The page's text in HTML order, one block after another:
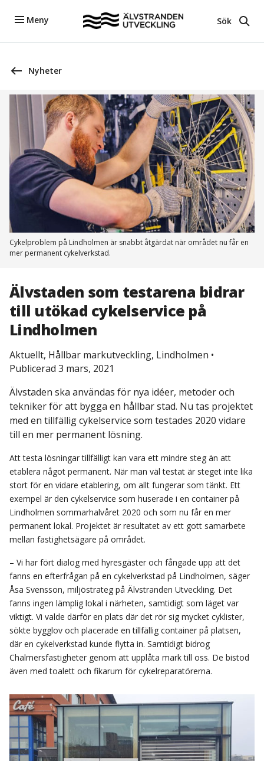
Meny Sök
Nyheter
Cykelproblem på Lindholmen är snabbt åtgärdat när området nu får en
mer permanent cykelverkstad.
Älvstaden som testarena bidrar
till utökad cykelservice på
Lindholmen
Aktuellt, Hållbar markutveckling, Lindholmen •
Publicerad 3 mars, 2021
Älvstaden ska användas för nya idéer, metoder och
tekniker för att bygga en hållbar stad. Nu tas projektet
med en tillfällig cykelservice som testades 2020 vidare
till en mer permanent lösning.
Att testa lösningar tillfälligt kan vara ett mindre steg än att
etablera något permanent. När man väl testat är steget inte lika
stort för en vidare etablering, om allt fungerar som tänkt. Ett
exempel är den cykelservice som huserade i en container på
Lindholmen sommarhalvåret 2020 och som nu får en mer
permanent lokal. Projektet är resultatet av ett gott samarbete
mellan fastighetsägare på området.
– Vi har fört dialog med hyresgäster och fångade upp att det
fanns en efterfrågan på en cykelverkstad på Lindholmen, säger
Åsa Svensson, miljöstrateg på Älvstranden Utveckling. Det
fanns ingen lämplig lokal i närheten, samtidigt som läget var
viktigt. Vi valde därför en plats där det rör sig mycket cyklister,
sökte bygglov och placerade en tillfällig container på platsen,
där en cykelverkstad kunde flytta in. Samtidigt bidrog
Chalmersfastigheter genom att upplåta mark till oss. De bistod
även med toalett och fikarum för cykelreparatörerna.